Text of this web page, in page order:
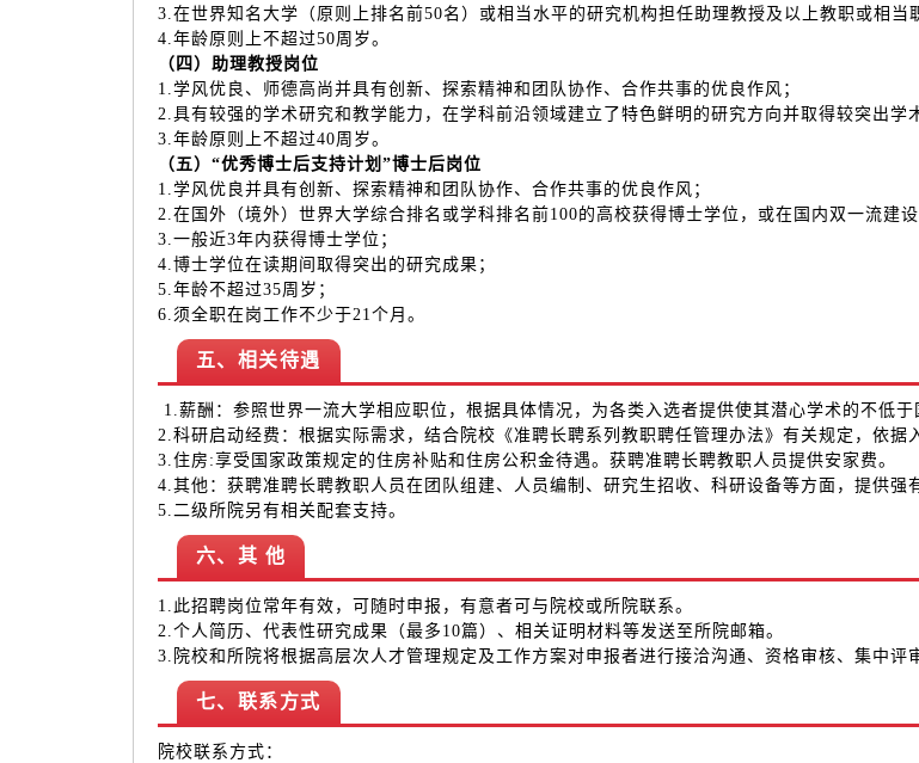
3.在世界知名大学（原则上排名前50名）或相当水平的研究机构担任助理教授及以上教职或相当
4.年龄原则上不超过50周岁。
（四）助理教授岗位
1.学风优良、师德高尚并具有创新、探索精神和团队协作、合作共事的优良作风；
2.具有较强的学术研究和教学能力，在学科前沿领域建立了特色鲜明的研究方向并取得较突出学
3.年龄原则上不超过40周岁。
（五）“优秀博士后支持计划”博士后岗位
1.学风优良并具有创新、探索精神和团队协作、合作共事的优良作风；
2.在国外（境外）世界大学综合排名或学科排名前100的高校获得博士学位，或在国内双一流建设
3.一般近3年内获得博士学位；
4.博士学位在读期间取得突出的研究成果；
5.年龄不超过35周岁；
6.须全职在岗工作不少于21个月。
五、相关待遇
1.薪酬：参照世界一流大学相应职位，根据具体情况，为各类入选者提供使其潜心学术的不低于
2.科研启动经费：根据实际需求，结合院校《准聘长聘系列教职聘任管理办法》有关规定，依据
3.住房:享受国家政策规定的住房补贴和住房公积金待遇。获聘准聘长聘教职人员提供安家费。
4.其他：获聘准聘长聘教职人员在团队组建、人员编制、研究生招收、科研设备等方面，提供强
5.二级所院另有相关配套支持。
六、其 他
1.此招聘岗位常年有效，可随时申报，有意者可与院校或所院联系。
2.个人简历、代表性研究成果（最多10篇）、相关证明材料等发送至所院邮箱。
3.院校和所院将根据高层次人才管理规定及工作方案对申报者进行接洽沟通、资格审核、集中评
七、联系方式
院校联系方式：